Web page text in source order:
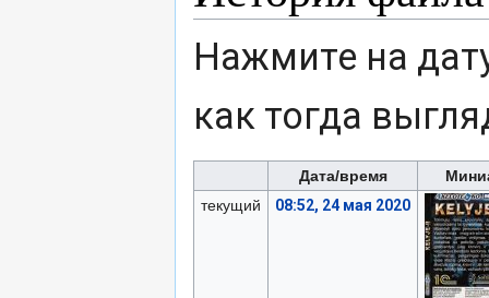
Нажмите на
как тогда
Дата/время
текущий
08:52, 24 мая 2020